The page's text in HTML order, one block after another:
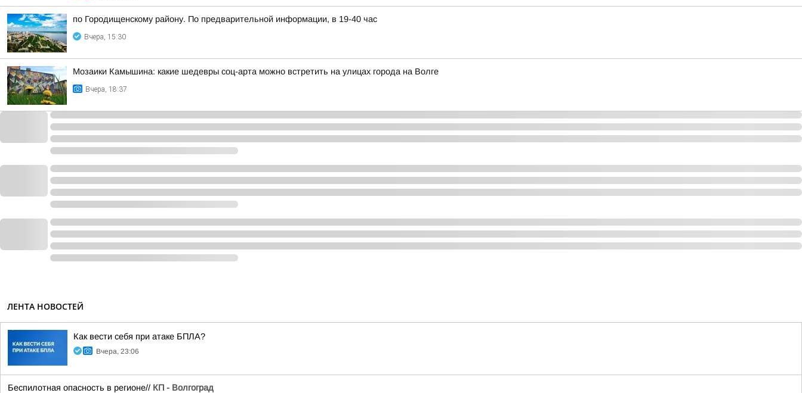
по Городищенскому району. По предварительной информации, в 19-40 час
Вчера, 15:30
Мозаики Камышина: какие шедевры соц-арта можно встретить на улицах города на Волге
Вчера, 18:37
ЛЕНТА НОВОСТЕЙ
Как вести себя при атаке БПЛА?
Вчера, 23:06
Беспилотная опасность в регионе// КП - Волгоград